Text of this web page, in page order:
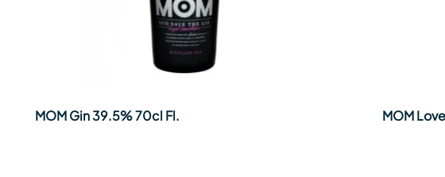
MOM Gin 39.5% 70cl Fl. MOM